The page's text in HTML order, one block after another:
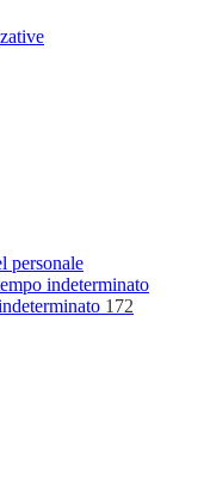
personale
indeterminato
172